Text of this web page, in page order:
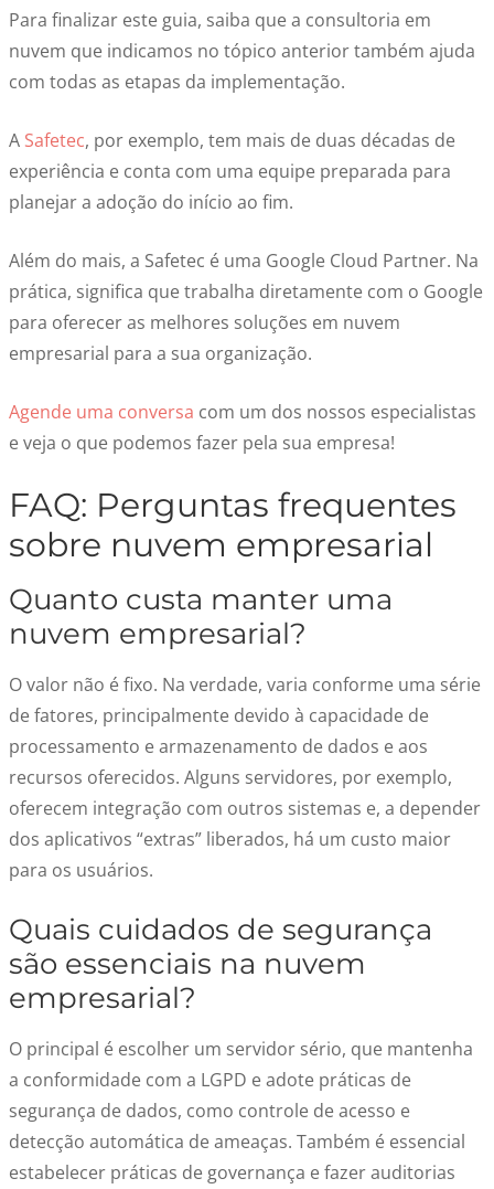
Para finalizar este guia, saiba que a consultoria em
nuvem que indicamos no tópico anterior também ajuda
com todas as etapas da implementação.
A Safetec, por exemplo, tem mais de duas décadas de
experiência e conta com uma equipe preparada para
planejar a adoção do início ao fim.
Além do mais, a Safetec é uma Google Cloud Partner. Na
prática, significa que trabalha diretamente com o Google
para oferecer as melhores soluções em nuvem
empresarial para a sua organização.
Agende uma conversa com um dos nossos especialistas
e veja o que podemos fazer pela sua empresa!
FAQ: Perguntas frequentes
sobre nuvem empresarial
Quanto custa manter uma
nuvem empresarial?
O valor não é fixo. Na verdade, varia conforme uma série
de fatores, principalmente devido à capacidade de
processamento e armazenamento de dados e aos
recursos oferecidos. Alguns servidores, por exemplo,
oferecem integração com outros sistemas e, a depender
dos aplicativos “extras” liberados, há um custo maior
para os usuários.
Quais cuidados de segurança
são essenciais na nuvem
empresarial?
O principal é escolher um servidor sério, que mantenha
a conformidade com a LGPD e adote práticas de
segurança de dados, como controle de acesso e
detecção automática de ameaças. Também é essencial
estabelecer práticas de governança e fazer auditorias